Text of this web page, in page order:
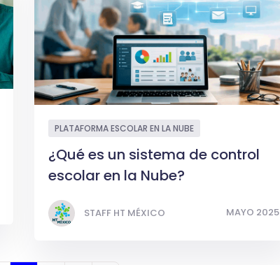
PLATAFORMA ESCOLAR EN LA NUBE
¿Qué es un sistema de control
escolar en la Nube?
STAFF HT MÉXICO MAYO 2025